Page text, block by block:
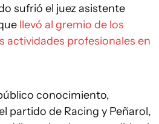
sufrió el juez asistente
llevó al gremio de los
actividades profesionales en
conocimiento,
partido de Racing y Peñarol,